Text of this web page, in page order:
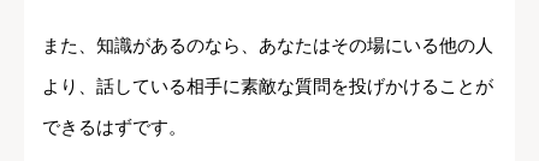
また、知識があるのなら、あなたはその場にいる他の人
より、話している相手に素敵な質問を投げかけることが
できるはずです。